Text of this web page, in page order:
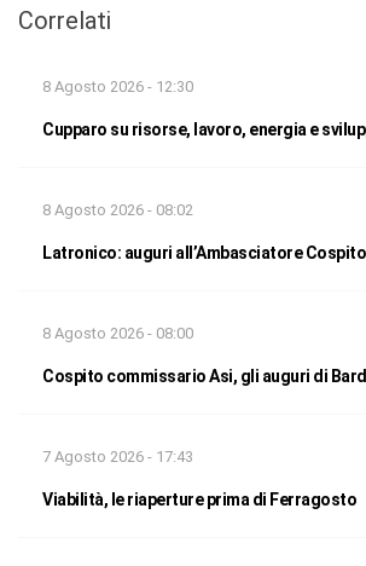
Correlati
8 Agosto 2026 - 12:30
Cupparo su risorse, lavoro, energia e
8 Agosto 2026 - 08:02
Latronico: auguri all’Ambasciatore Cospito
8 Agosto 2026 - 08:00
Cospito commissario Asi, gli auguri di
7 Agosto 2026 - 17:43
Viabilità, le riaperture prima di Ferragosto